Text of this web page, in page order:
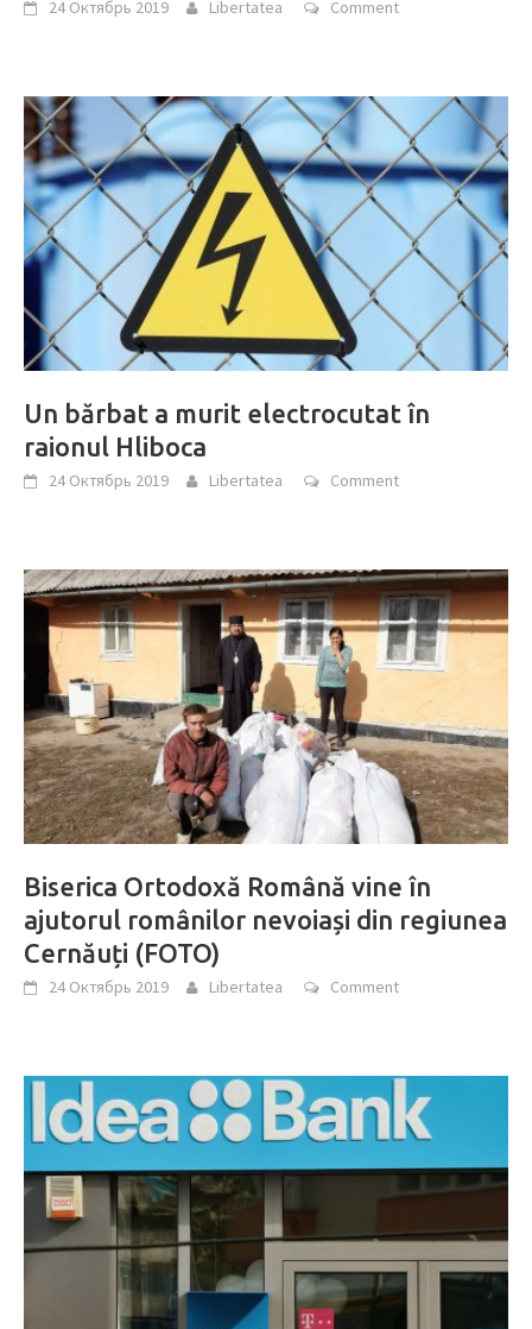
24 Октябрь 2019 Libertatea Comment
Un bărbat a murit electrocutat în
raionul Hliboca
24 Октябрь 2019 Libertatea Comment
Biserica Ortodoxă Română vine în
ajutorul românilor nevoiași din regiunea
Cernăuți (FOTO)
24 Октябрь 2019 Libertatea Comment